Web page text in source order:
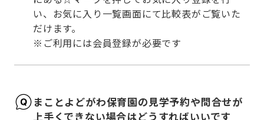
い、お気に入り一覧画面にて比較表がご覧いた
だけます。
※ご利用には会員登録が必要です
まことよどがわ保育園の見学予約や問合せが
上手くできない場合はどうすればいいです